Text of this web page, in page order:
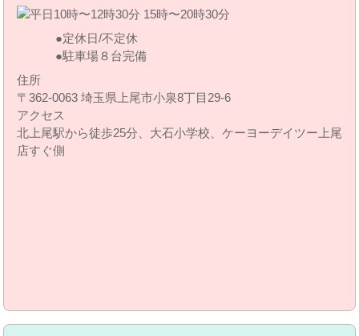
定休日/不定休
駐車場８台完備
住所
〒362-0063 埼玉県上尾市小泉8丁目29‐6
アクセス
北上尾駅から徒歩25分、大石小学校、ケーヨーデイツー上尾
店すぐ側